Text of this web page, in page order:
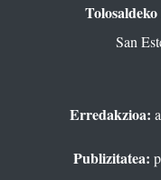
San
Erredakzioa:
Publizitatea: